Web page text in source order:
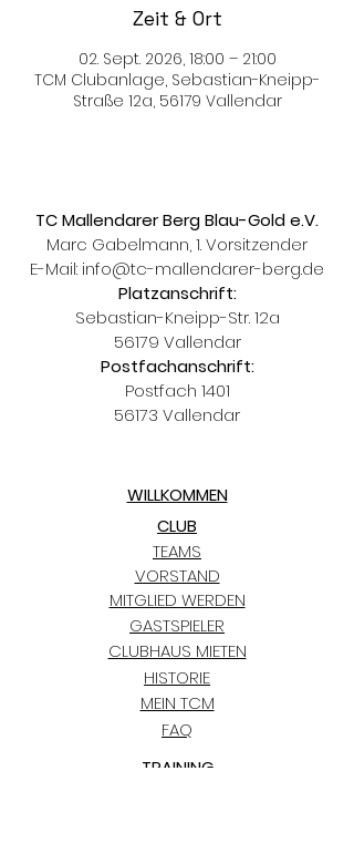
Zeit & Ort
02. Sept. 2026, 18:00 – 21:00
TCM Clubanlage, Sebastian-Kneipp-
Straße 12a, 56179 Vallendar
TC Mallendarer Berg Blau-Gold e.V.
Marc Gabelmann, 1. Vorsitzender
E-Mail: info@tc-mallendarer-berg.de
Platzanschrift:
Sebastian-Kneipp-Str. 12a
56179 Vallendar
Postfachanschrift:
Postfach 1401
56173 Vallendar
WILLKOMMEN
TEAMS
VORSTAND
CLUB
HISTORIE
MITGLIED WERDEN
GASTSPIELER
CLUBHAUS MIETEN
MEIN TCM
FAQ
TRAINING